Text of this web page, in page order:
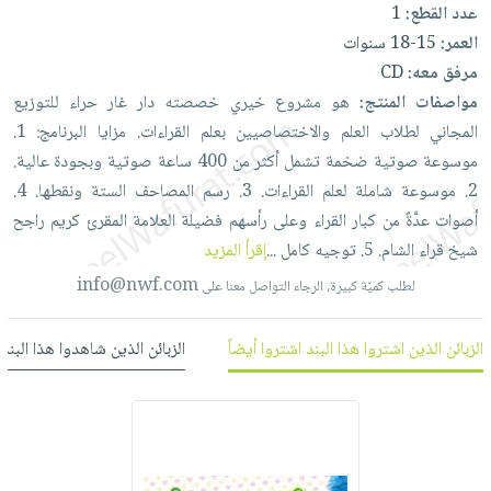
العناية
بالأسنان
الحمية
والتغذية
أدوات
المائدة
الأوعية
والتخزين
أدوات
المطبخ
الأكثر
مبيعاً
العودة
للمدارس
اكسسوارات
كتب
اكسسوارات
منزلية
اكسسوارات
مطرزات
حقائب
شحن
مجاني
بنود
مختارة
اشتراكات
كل
الاشتراكات
صندوق
القراءة
iKitab
بلا
حدود
بحث
متقدم
وفرات
عن
حسابك
عدد القطع:1
العمر:15-18 سنوات
مرفق معه:CD
مواصفات المنتج: هو مشروعخيري خصصته دار غارحراء للتوزيع
المجاني لطلاب العلم والاختصاصيينبعلم القراءات. مزايا البرنامج: 1.
موسوعة صوتية ضخمة تشملأكثرمن400 ساعة صوتية وبجودةعالية.
2. موسوعة شاملة لعلم القراءات. 3. رسم المصاحف الستة ونقطها. 4.
أصواتعدَّةٌ من كبارالقراء وعلى رأسهم فضيلة العلامة المقرئ كريم راجح
شيخقراء الشام. 5. توجيهكامل...إقرأ المزيد
لطلب كميّة كبيرة، الرجاء التواصل معنا علىinfo@nwf.com
الزبائن الذين اشتروا هذا البند اشتروا أيضاً الزبائن الذين شاهدوا هذا